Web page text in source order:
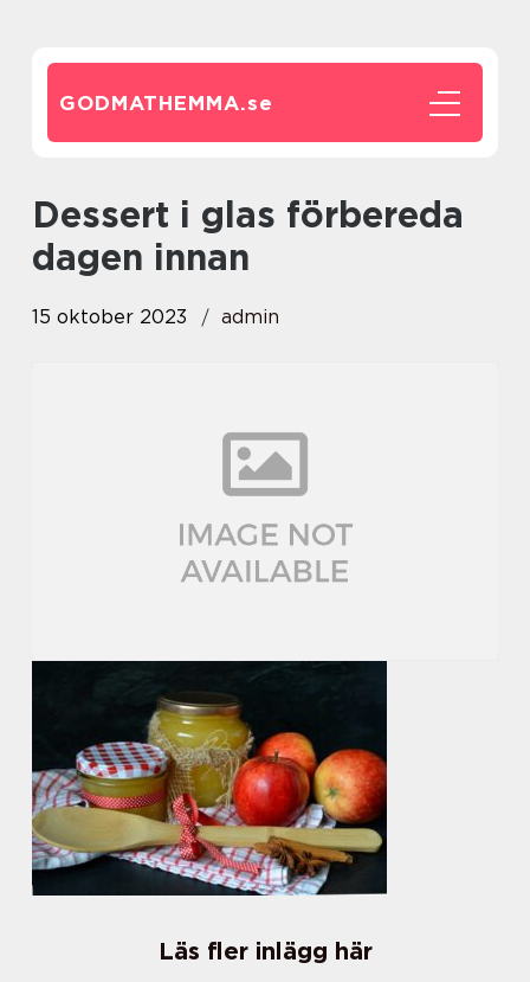
GODMATHEMMA.se
dessert i glas förbereda
dagen innan
15 oktober 2023 admin
Läs fler inlägg här